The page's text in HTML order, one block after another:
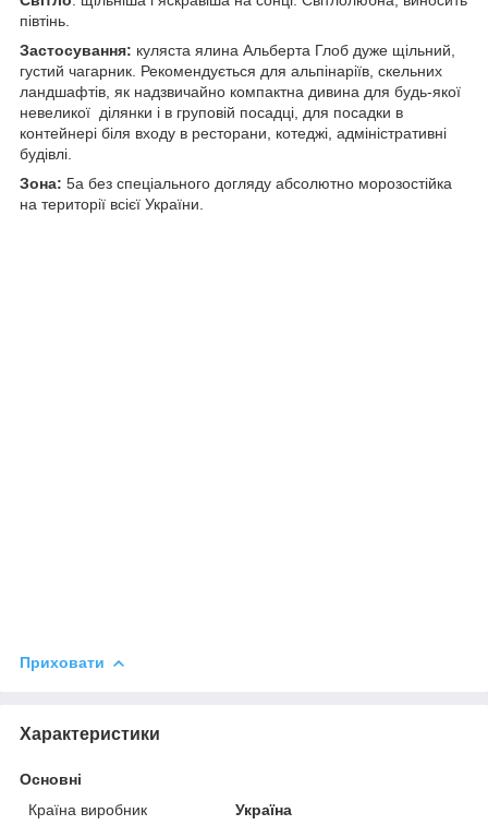
півтінь.
Застосування: куляста ялина Альберта Глоб дуже щільний,
густий чагарник. Рекомендується для альпінаріїв, скельних
ландшафтів, як надзвичайно компактна дивина для будь-якої
невеликої ділянки і в груповій посадці, для посадки в
контейнері біля входу в ресторани, котеджі, адміністративні
будівлі.
Зона: 5a без спеціального догляду абсолютно морозостійка
на території всієї України.
Приховати
Характеристики
Основні
Країна виробник
Україна